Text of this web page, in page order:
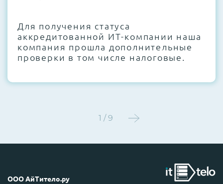
Этап 4:Стресс-тестирование под 100%
нагрузкой в течение 72 часов для
проверки стабильности всех подсистем
Для получения статуса
аккредитованной ИТ-компании наша
компания прошла дополнительные
проверки в том числе налоговые.
1 / 9
ООО АйТитело.ру